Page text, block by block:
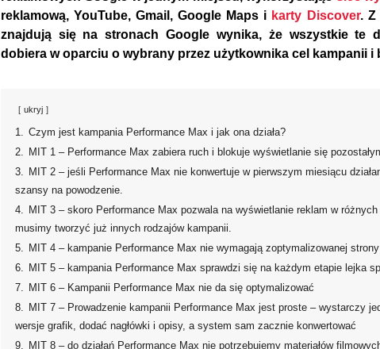
reklamową, YouTube, Gmail, Google Maps i karty Discover. Z
znajdują się na stronach Google wynika, że wszystkie te
dobiera w oparciu o wybrany przez użytkownika cel kampanii i
ukryj
1. Czym jest kampania Performance Max i jak ona działa?
2.
MIT 1 – Performance Max zabiera ruch i blokuje wyświetlanie się
3.
MIT 2 – jeśli Performance Max nie konwertuje w pierwszym miesiącu
szansy na powodzenie.
4.
MIT 3 – skoro Performance Max pozwala na wyświetlanie reklam w różnych
musimy tworzyć już innych rodzajów kampanii.
5.
MIT 4 – kampanie Performance Max nie wymagają zoptymalizowanej
6.
MIT 5 – kampania Performance Max sprawdzi się na każdym etapie lejka
7.
MIT 6 – Kampanii Performance Max nie da się optymalizować
8.
MIT 7 – Prowadzenie kampanii Performance Max jest proste – wystarczy
wersje grafik, dodać nagłówki i opisy, a system sam zacznie konwertować
9.
MIT 8 – do działań Performance Max nie potrzebujemy materiałów